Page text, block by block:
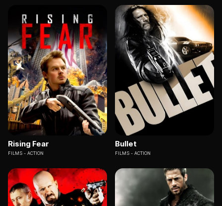
Rising Fear
FILMS ACTION
Bullet
FILMS ACTION